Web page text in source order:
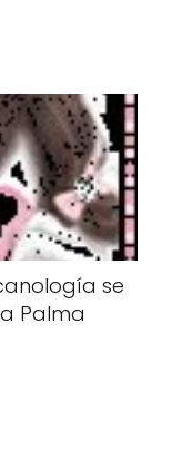
se
Palma